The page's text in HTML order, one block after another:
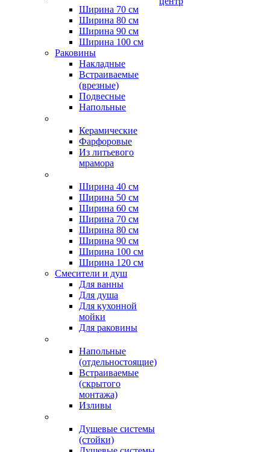
Ширина 70 см
Ширина 80 см
Ширина 90 см
Ширина 100 см
Раковины
Накладные
Встраиваемые
(врезные)
Подвесные
Напольные
Керамические
Фарфоровые
Из литьевого
мрамора
Ширина 40 см
Ширина 50 см
Ширина 60 см
Ширина 70 см
Ширина 80 см
Ширина 90 см
Ширина 100 см
Ширина 120 см
Смесители и душ
Для ванны
Для душа
Для кухонной
мойки
Для раковины
Напольные
(отдельностоящие)
Встраиваемые
(скрытого
монтажа)
Изливы
Душевые системы
(стойки)